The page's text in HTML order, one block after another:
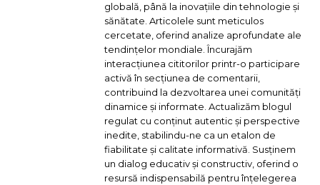
globală, până la inovațiile din tehnologie și
sănătate. Articolele sunt meticulos
cercetate, oferind analize aprofundate ale
tendințelor mondiale. Încurajăm
interacțiunea cititorilor printr-o participare
activă în secțiunea de comentarii,
contribuind la dezvoltarea unei comunități
dinamice și informate. Actualizăm blogul
regulat cu conținut autentic și perspective
inedite, stabilindu-ne ca un etalon de
fiabilitate și calitate informativă. Susținem
un dialog educativ și constructiv, oferind o
resursă indispensabilă pentru înțelegerea